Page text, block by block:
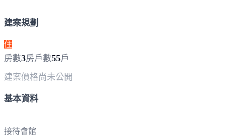
建案規劃
住
房數3房戶數55戶
建案價格尚未公開
基本資料
接待會館